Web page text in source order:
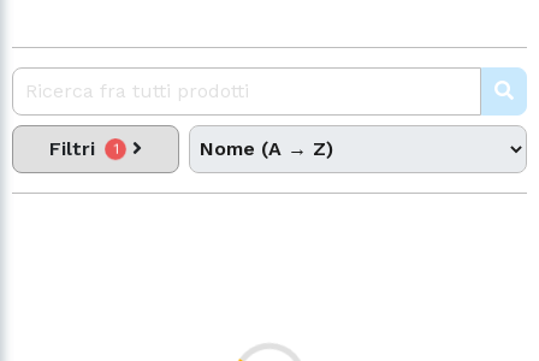
Filtri 1